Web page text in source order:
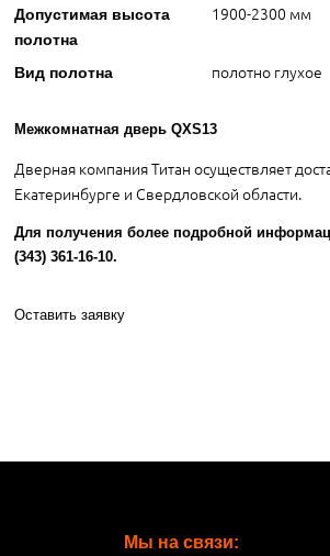
Допустимая высота
полотна
1900-2300 мм
Вид полотна полотно глухое
Межкомнатная дверь QXS13
Дверная компания Титан осуществляет
Екатеринбурге и Свердловской области.
Для получения более подробной
(343) 361-16-10.
Оставить заявку
Мы на связи: